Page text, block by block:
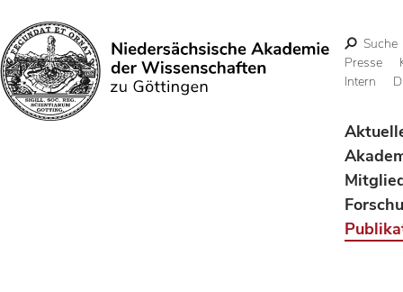
Suchen
Suche
Presse
Intern